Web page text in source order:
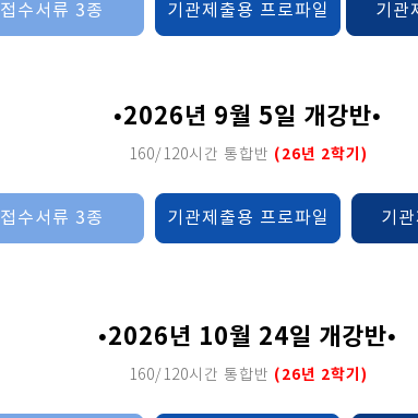
접수서류 3종 기관제출용 프로파일 기관
•2026년 9월 5일 개강반•
160/120시간 통합반 (26년 2학기)
접수서류 3종 기관제출용 프로파일 기
•2026년 10월 24일 개강반•
160/120시간 통합반 (26년 2학기)